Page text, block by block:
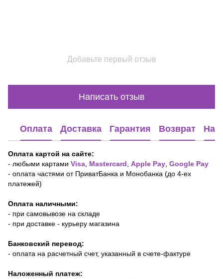
Добавьте первый отзыв
Написать отзыв
Оплата Доставка Гарантия Возврат
Оплата картой на сайте:
- любыми картами Visa Mastercard Apple Pay Google Pay
- оплата частями от ПриватБанка и Монобанка (до 4-ех
платежей)
Оплата наличными:
- при самовывозе на складе
- при доставке - курьеру магазина
Банковский перевод:
- оплата на расчетный счет, указанный в счете-фактуре
Наложенный платеж: